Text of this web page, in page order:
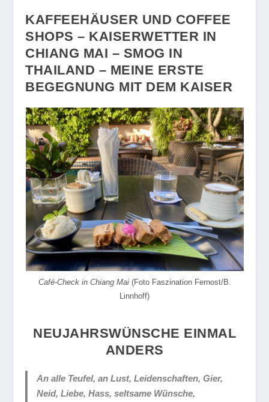
KAFFEEHÄUSER UND COFFEE
SHOPS – KAISERWETTER IN
CHIANG MAI – SMOG IN
THAILAND – MEINE ERSTE
BEGEGNUNG MIT DEM KAISER
Café-Check in Chiang Mai(Foto Faszination Fernost/B.
Linnhoff)
NEUJAHRSWÜNSCHE EINMAL
ANDERS
An alle Teufel, an Lust, Leidenschaften, Gier,
Neid, Liebe, Hass, seltsame Wünsche,